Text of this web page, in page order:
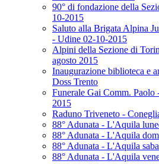
90° di fondazione della
10-2015
Saluto alla Brigata Alpina
- Udine 02-10-2015
Alpini della Sezione di
agosto 2015
Inaugurazione biblioteca e
Doss Trento
Funerale Gai Comm.
2015
Raduno Triveneto -
88° Adunata - L'Aquila
88° Adunata - L'Aquila
88° Adunata - L'Aquila
88° Adunata - L'Aquila